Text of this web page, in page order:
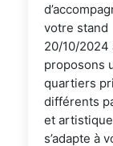
votre stand
20/10/2024
proposons
quartiers
différents
et
s’adapte à